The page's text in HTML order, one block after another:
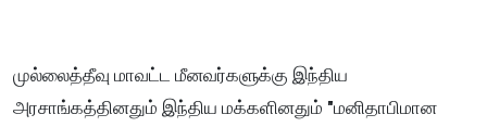
முல்லைத்தீவு மாவட்ட மீனவர்களுக்கு இந்திய
அரசாங்கத்தினதும் இந்திய மக்களினதும் "மனிதாபிமான